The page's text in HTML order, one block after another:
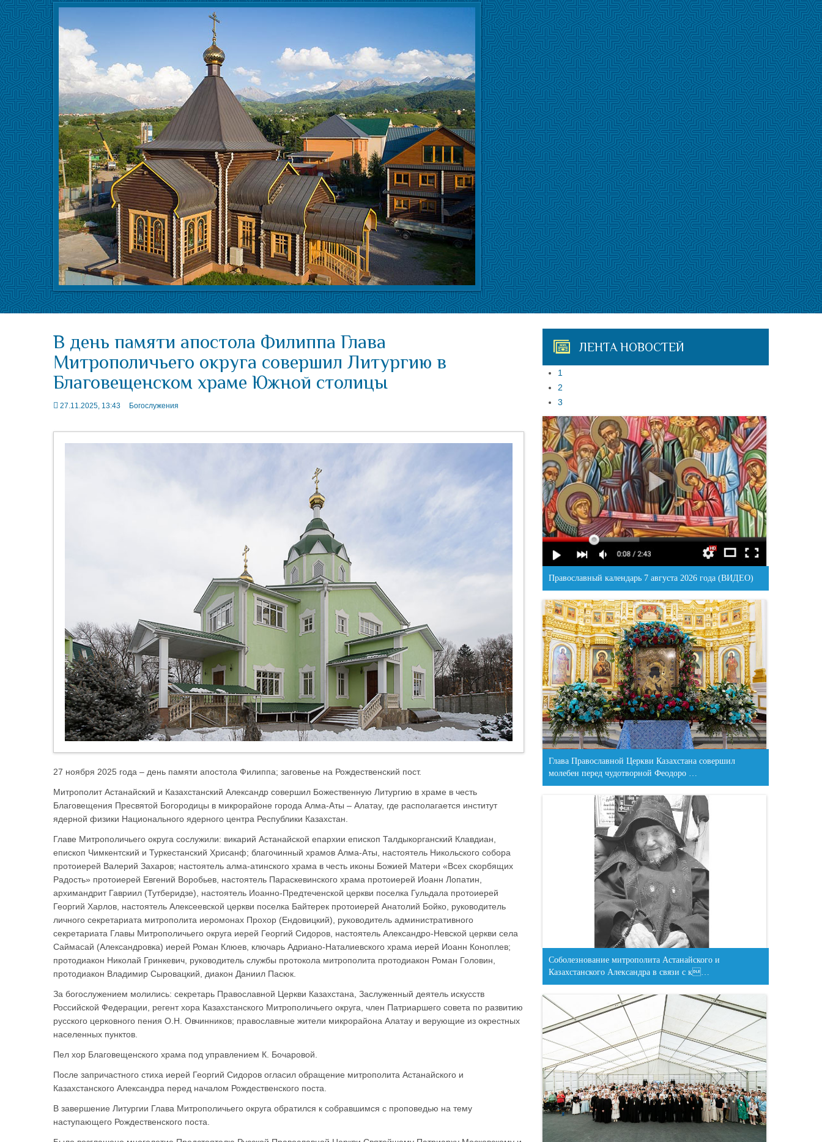
В день памяти апостола Филиппа Глава
Митрополичьего округа совершил Литургию в
Благовещенском храме Южной столицы
27.11.2025, 13:43 Богослужения
27 ноября 2025 года – день памяти апостола Филиппа; заговенье на Рождественский пост.
Митрополит Астанайский и Казахстанский Александр совершил Божественную Литургию в храме в честь
Благовещения Пресвятой Богородицы в микрорайоне города Алма-Аты – Алатау, где располагается институт
ядерной физики Национального ядерного центра Республики Казахстан.
Главе Митрополичьего округа сослужили: викарий Астанайской епархии епископ Талдыкорганский Клавдиан,
епископ Чимкентский и Туркестанский Хрисанф; благочинный храмов Алма-Аты, настоятель Никольского собора
протоиерей Валерий Захаров; настоятель алма-атинского храма в честь иконы Божией Матери «Всех скорбящих
Радость» протоиерей Евгений Воробьев, настоятель Параскевинского храма протоиерей Иоанн Лопатин,
архимандрит Гавриил (Тутберидзе), настоятель Иоанно-Предтеченской церкви поселка Гульдала протоиерей
Георгий Харлов, настоятель Алексеевской церкви поселка Байтерек протоиерей Анатолий Бойко, руководитель
личного секретариата митрополита иеромонах Прохор (Ендовицкий), руководитель административного
секретариата Главы Митрополичьего округа иерей Георгий Сидоров, настоятель Александро-Невской церкви села
Саймасай (Александровка) иерей Роман Клюев, ключарь Адриано-Наталиевского храма иерей Иоанн Коноплев;
протодиакон Николай Гринкевич, руководитель службы протокола митрополита протодиакон Роман Головин,
протодиакон Владимир Сыровацкий, диакон Даниил Пасюк.
За богослужением молились: секретарь Православной Церкви Казахстана, Заслуженный деятель искусств
Российской Федерации, регент хора Казахстанского Митрополичьего округа, член Патриаршего совета по развитию
русского церковного пения О.Н. Овчинников; православные жители микрорайона Алатау и верующие из окрестных
населенных пунктов.
Пел хор Благовещенского храма под управлением К. Бочаровой.
После запричастного стиха иерей Георгий Сидоров огласил обращение митрополита Астанайского и
Казахстанского Александра перед началом Рождественского поста.
В завершение Литургии Глава Митрополичьего округа обратился к собравшимся с проповедью на тему
наступающего Рождественского поста.
ЛЕНТА НОВОСТЕЙ
1
2
3
Православный календарь 7 августа 2026 года (ВИДЕО)
Глава Православной Церкви Казахстана совершил
молебен перед чудотворной Феодоро …
Соболезнование митрополита Астанайского и
Казахстанского Александра в связи с к…